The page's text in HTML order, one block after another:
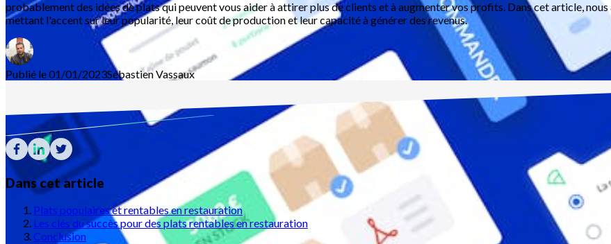
probablement des idées de plats qui peuvent vous aider à attirer plus de clients et à augmenter vos profits. Dans cet article,
mettant l'accent sur leur popularité, leur coût de production et leur capacité à générer des revenus.
Publié le 01/01/2023SébastienVassaux
Dans cet article
Plats populaires et rentables en restauration
Les clés du succès pour des plats rentables en restauration
Conclusion